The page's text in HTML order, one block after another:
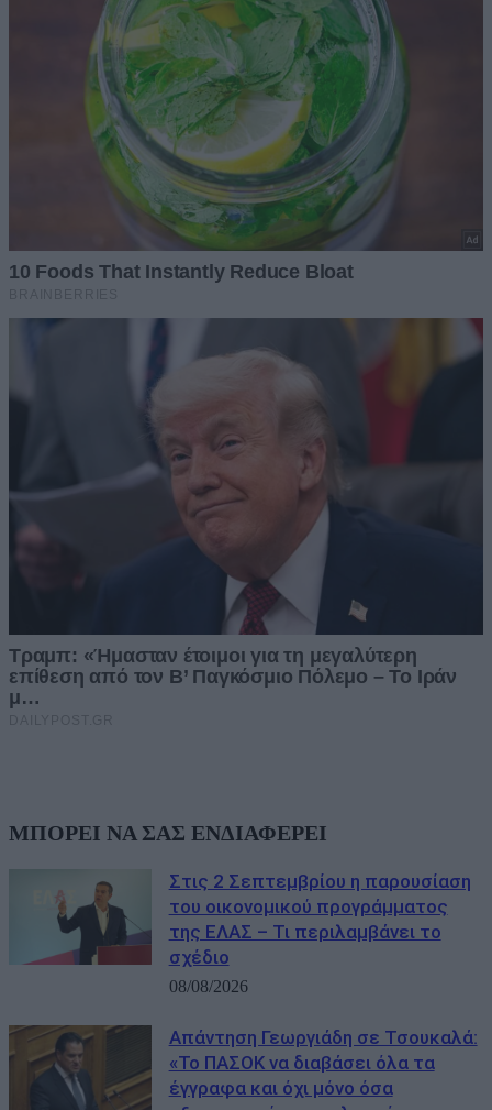
ΜΠΟΡΕΙ ΝΑ ΣΑΣ ΕΝΔΙΑΦΕΡΕΙ
Στις 2 Σεπτεμβρίου η παρουσίαση
του οικονομικού προγράμματος
της ΕΛΑΣ – Τι περιλαμβάνει το
σχέδιο
08/08/2026
Απάντηση Γεωργιάδη σε Τσουκαλά:
«Το ΠΑΣΟΚ να διαβάσει όλα τα
έγγραφα και όχι μόνο όσα